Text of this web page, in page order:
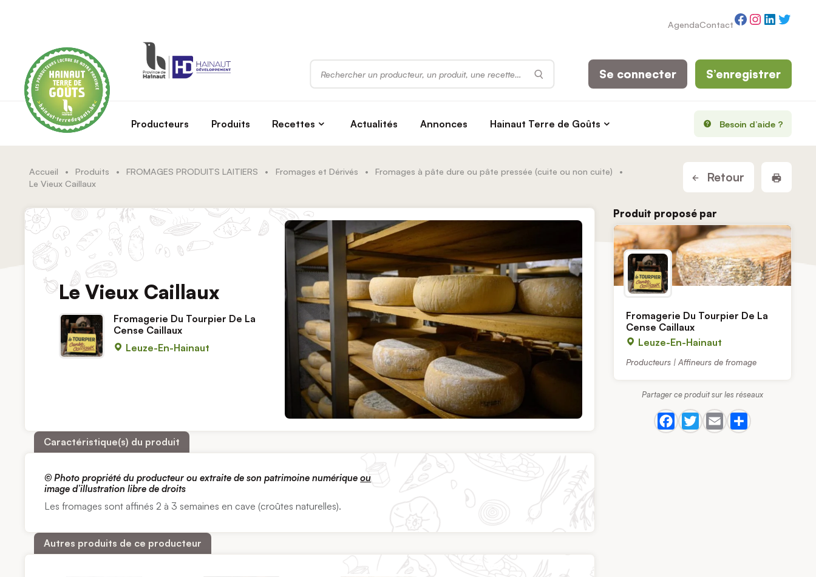
AgendaContactFacebook
Instagram
Rechercher
Producteurs Produits Recettes Actualités Annonces Hainaut Terre de Goûts Besoin d’aide ?
Se connecter S’enregistrer
Accueil • Produits • FROMAGES PRODUITS LAITIERS • Fromages et Dérivés • Fromages à pâte dure ou pâte pressée (cuite ou non cuite)
•
Le Vieux Caillaux
Retour
Le Vieux Caillaux
Fromagerie Du Tourpier De La
Cense Caillaux
Leuze-En-Hainaut
Caractéristique(s) du produit
© Photo propriété du producteur ou extraite de son patrimoine numériqueou
image d’illustration libre de droits
Les fromages sont affinés 2 à 3 semaines en cave (croûtes naturelles).
Autres produits de ce producteur
Produit proposé par
Fromagerie Du Tourpier De La
Cense Caillaux
Leuze-En-Hainaut
Producteurs | Affineurs de fromage
Partager ce produit sur les réseaux